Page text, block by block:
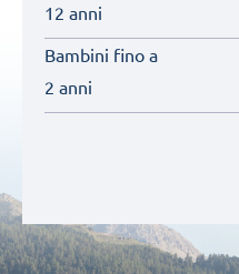
12 anni
Bambini fino a
2 anni